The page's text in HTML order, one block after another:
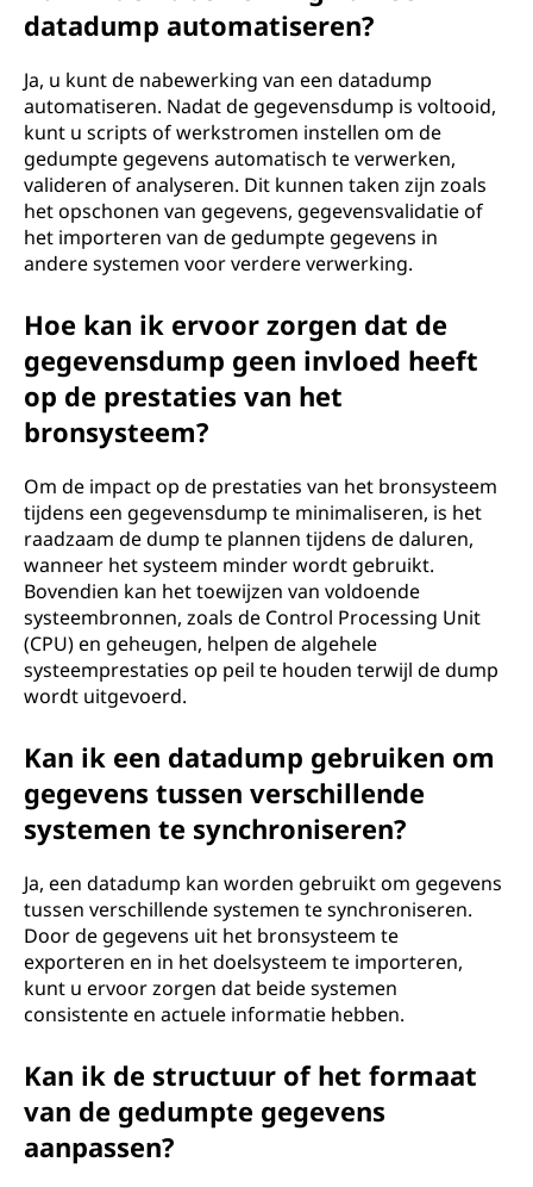
datadump automatiseren?
Ja, u kunt de nabewerking van een datadump
automatiseren. Nadat de gegevensdump is voltooid,
kunt u scripts of werkstromen instellen om de
gedumpte gegevens automatisch te verwerken,
valideren of analyseren. Dit kunnen taken zijn zoals
het opschonen van gegevens, gegevensvalidatie of
het importeren van de gedumpte gegevens in
andere systemen voor verdere verwerking.
Hoe kan ik ervoor zorgen dat de
gegevensdump geen invloed heeft
op de prestaties van het
bronsysteem?
Om de impact op de prestaties van het bronsysteem
tijdens een gegevensdump te minimaliseren, is het
raadzaam de dump te plannen tijdens de daluren,
wanneer het systeem minder wordt gebruikt.
Bovendien kan het toewijzen van voldoende
systeembronnen, zoals de Control Processing Unit
(CPU) en geheugen, helpen de algehele
systeemprestaties op peil te houden terwijl de dump
wordt uitgevoerd.
Kan ik een datadump gebruiken om
gegevens tussen verschillende
systemen te synchroniseren?
Ja, een datadump kan worden gebruikt om gegevens
tussen verschillende systemen te synchroniseren.
Door de gegevens uit het bronsysteem te
exporteren en in het doelsysteem te importeren,
kunt u ervoor zorgen dat beide systemen
consistente en actuele informatie hebben.
Kan ik de structuur of het formaat
van de gedumpte gegevens
aanpassen?